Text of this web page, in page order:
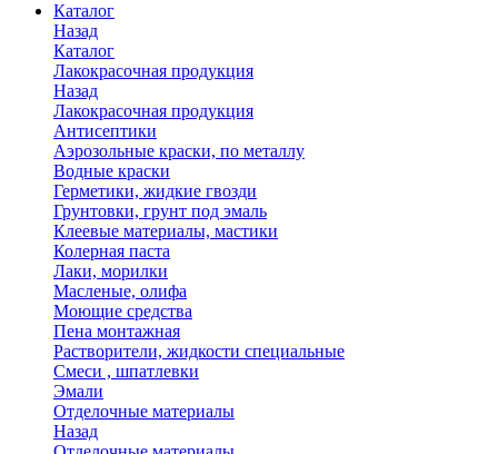
Каталог
Назад
Каталог
Лакокрасочная продукция
Назад
Лакокрасочная продукция
Антисептики
Аэрозольные краски, по металлу
Водные краски
Герметики, жидкие гвозди
Грунтовки, грунт под эмаль
Клеевые материалы, мастики
Колерная паста
Лаки, морилки
Масленые, олифа
Моющие средства
Пена монтажная
Растворители, жидкости специальные
Смеси , шпатлевки
Эмали
Отделочные материалы
Назад